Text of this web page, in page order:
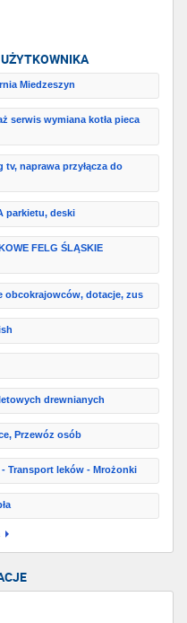
Miedzeszyn
serwis wymiana kotła pieca
naprawa przyłącza do
parkietu, deski
FELG ŚLĄSKIE
obcokrajowców, dotacje, zus
drewnianych
Przewóz osób
- Transport leków - Mrożonki